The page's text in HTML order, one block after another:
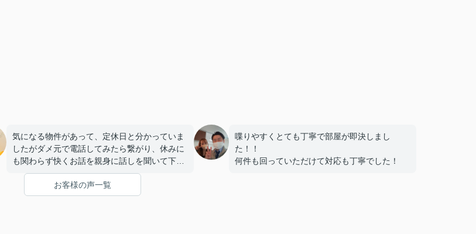
気になる物件があって、定休日と分かっていま
したがダメ元で電話してみたら繋がり、休みに
も関わらず快くお話を親身に話しを聞いて下さ
いました（たまたま出勤されてた売買の担当の
そこですごく印象が良かったのもあり次の日に
喋りやすくとても丁寧で部屋が即決しまし
た！！
何件も回っていただけて対応も丁寧でした！
お客様の声一覧